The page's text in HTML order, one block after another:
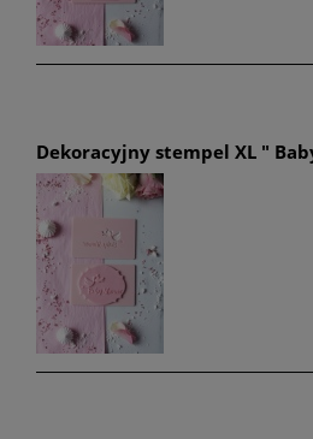
Dekoracyjny stempel XL "